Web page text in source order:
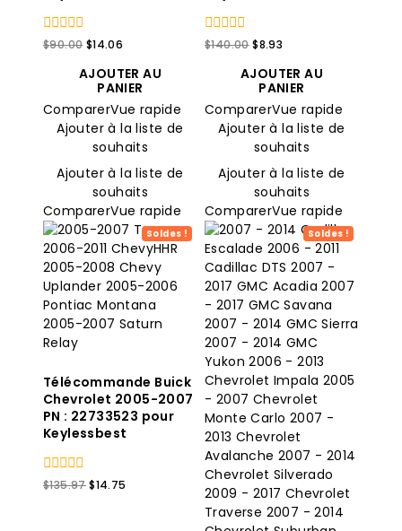
0
$90.00 Le
original
était
:
$90.00.
$14.06
actuel
est
:
$14.06.
AJOUTER AU
PANIER
ComparerVue rapide
Ajouter à la liste de
souhaits
0
$140.00Le
original
était
:
$140.00.
$8.93
actuel
est
:
$8.93.
AJOUTER AU
PANIER
ComparerVue rapide
Ajouter à la liste de
souhaits
Ajouter à la liste de
souhaits
ComparerVue rapide
Soldes !
Télécommande Buick
Chevrolet 2005-2007
PN : 22733523 pour
Keylessbest
0
$135.97Le
$14.75
Ajouter à la liste de
souhaits
ComparerVue rapide
Soldes !